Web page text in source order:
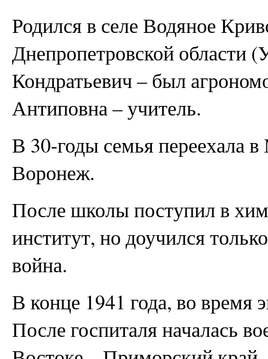
Родился в селе Водяное
Днепропетровской области
Кондратьевич – был
Антиповна – учитель.
В 30-годы семья переехала
Воронеж.
После школы поступил в
институт, но доучился
война.
В конце 1941 года, во время
После госпиталя началась